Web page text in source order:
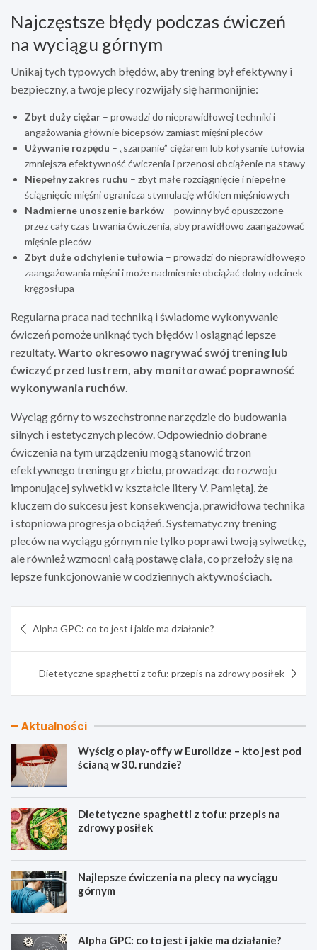
Najczęstsze błędy podczas ćwiczeń
na wyciągu górnym
Unikaj tych typowych błędów, aby trening był efektywny i
bezpieczny, a twoje plecy rozwijały się harmonijnie:
Zbyt duży ciężar – prowadzi do nieprawidłowej techniki i
angażowania głównie bicepsów zamiast mięśni pleców
Używanie rozpędu – „szarpanie” ciężarem lub kołysanie tułowia
zmniejsza efektywność ćwiczenia i przenosi obciążenie na stawy
Niepełny zakres ruchu – zbyt małe rozciągnięcie i niepełne
ściągnięcie mięśni ogranicza stymulację włókien mięśniowych
Nadmierne unoszenie barków – powinny być opuszczone
przez cały czas trwania ćwiczenia, aby prawidłowo zaangażować
mięśnie pleców
Zbyt duże odchylenie tułowia – prowadzi do nieprawidłowego
zaangażowania mięśni i może nadmiernie obciążać dolny odcinek
kręgosłupa
Regularna praca nad techniką i świadome wykonywanie
ćwiczeń pomoże uniknąć tych błędów i osiągnąć lepsze
rezultaty. Warto okresowo nagrywać swój trening lub
ćwiczyć przed lustrem, aby monitorować poprawność
wykonywania ruchów
Wyciąg górny to wszechstronne narzędzie do budowania
silnych i estetycznych pleców. Odpowiednio dobrane
ćwiczenia na tym urządzeniu mogą stanowić trzon
efektywnego treningu grzbietu, prowadząc do rozwoju
imponującej sylwetki w kształcie litery V. Pamiętaj, że
kluczem do sukcesu jest konsekwencja, prawidłowa technika
i stopniowa progresja obciążeń. Systematyczny trening
pleców na wyciągu górnym nie tylko poprawi twoją sylwetkę,
ale również wzmocni całą postawę ciała, co przełoży się na
lepsze funkcjonowanie w codziennych aktywnościach.
wpisu
Alpha GPC: co to jest i jakie ma działanie?
Dietetyczne spaghetti z tofu: przepis na zdrowy posiłek
Aktualności
Wyścig o play-offy w Eurolidze – kto jest pod
ścianą w 30. rundzie?
Dietetyczne spaghetti z tofu: przepis na
zdrowy posiłek
Najlepsze ćwiczenia na plecy na wyciągu
górnym
Alpha GPC: co to jest i jakie ma działanie?